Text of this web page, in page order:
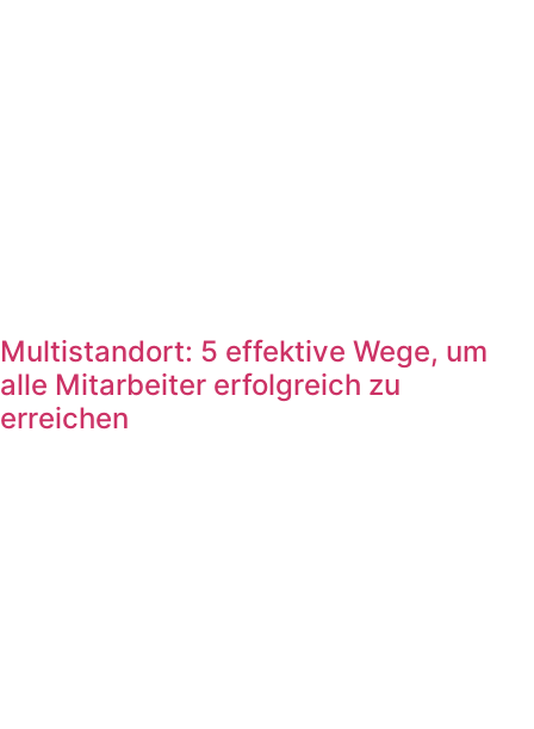
Multistandort: 5 effektive Wege, um
alle Mitarbeiter erfolgreich zu
erreichen